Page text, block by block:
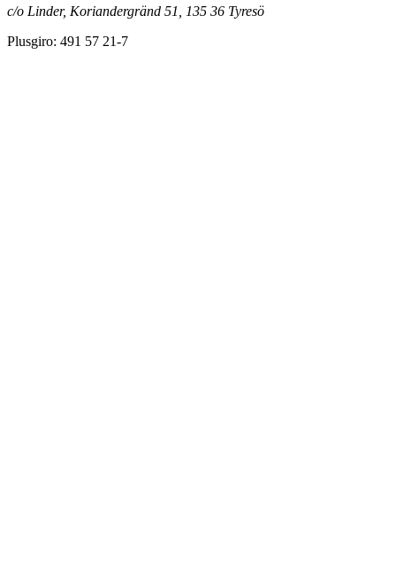
c/o Linder, Koriandergränd 51, 135 36 Tyresö
Plusgiro: 491 57 21-7